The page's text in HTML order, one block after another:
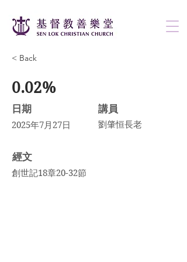
< Back
0.02%
日期
2025年7月27日
講員
劉肇恒長老
​經文
創世記18章20-32節